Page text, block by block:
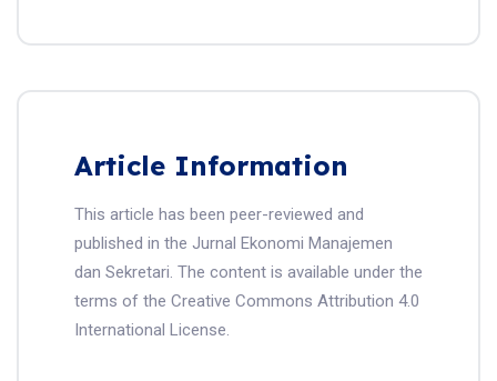
Article Information
This article has been peer-reviewed and
published in the Jurnal Ekonomi Manajemen
dan Sekretari. The content is available under the
terms of the Creative Commons Attribution 4.0
International License.